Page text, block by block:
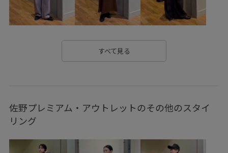
Wpickup_items Wshoes_pickup Wtops_pickup
お手入れしやすい お気に入りアイテム_pickup
みんながチェックしているアイテム_pickup インソール
カジュアル カットソー クッション コットン
シワになりにくい
セットアップ対象商品 ソフトタッチ デイリーで活躍
すべて見る
佐野プレミアム・アウトレットのその他のスタイ
リング